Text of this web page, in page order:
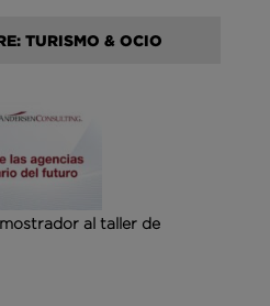
TURISMO & OCIO
al taller de